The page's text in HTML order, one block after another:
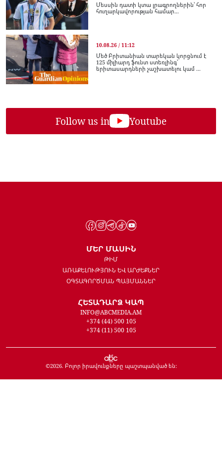
Մեսսին դատի կտա լրագրողներին՝ հոր
հուղարկավորության համար...
10.08.26 / 11:12
Մեծ Բրիտանիան տարեկան կորցնում է
125 միլիարդ ֆունտ ստեռլինգ՝
երիտասարդների չաշխատելու կամ ...
Follow us in Youtube
ՄԵՐ ՄԱՍԻՆ
ԹԻՄ
ԱՌԱՔԵԼՈՒԹՅՈՒՆ ԵՎ ԱՐԺԵՔՆԵՐ
ՕԳՏԱԳՈՐԾՄԱՆ ՊԱՅՄԱՆՆԵՐ
ՀԵՏԱԴԱՐՁ ԿԱՊ
INFO@ABCMEDIA.AM
+374 (44) 500 105
+374 (11) 500 105
©2026. Բոլոր իրավունքները պաշտպանված են: